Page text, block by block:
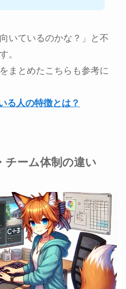
いているのかな？」と不
。
まとめたこちらも参考に
る人の特徴とは？
チーム体制の違い